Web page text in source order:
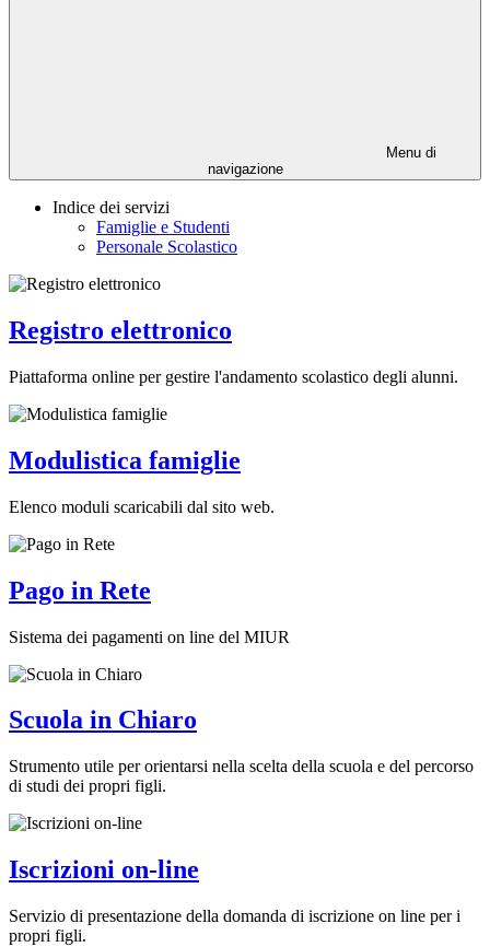
Menu di
navigazione
Indice dei servizi
Famiglie e Studenti
Personale Scolastico
Registro elettronico
Piattaforma online per gestire l'andamento scolastico degli alunni.
Modulistica famiglie
Elenco moduli scaricabili dal sito web.
Pago in Rete
Sistema dei pagamenti on line del MIUR
Scuola in Chiaro
Strumento utile per orientarsi nella scelta della scuola e del percorso
di studi dei propri figli.
Iscrizioni on-line
Servizio di presentazione della domanda di iscrizione on line per i
propri figli.